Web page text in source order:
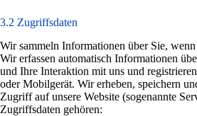
3.2 Zugriffsdaten
Wir sammeln Informationen über Sie,
Wir erfassen automatisch Informationen
und Ihre Interaktion mit uns und
oder Mobilgerät. Wir erheben, speichern
Zugriff auf unsere Website (sogenannte
Zugriffsdaten gehören: